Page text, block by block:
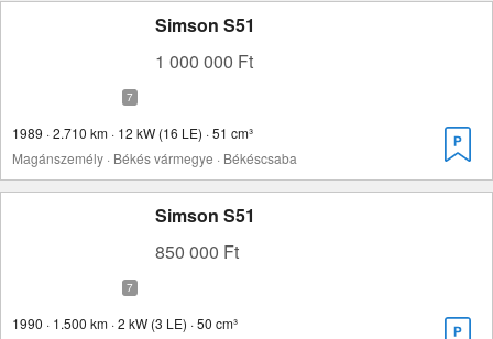
Simson S51
1 000 000 Ft
1989 · 2.710 km · 12 kW (16 LE) · 51 cm³
Magánszemély · Békés vármegye · Békéscsaba
Simson S51
850 000 Ft
1990 · 1.500 km · 2 kW (3 LE) · 50 cm³